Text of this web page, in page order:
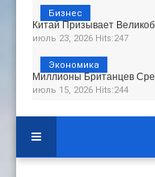
Китай Призывает
июль 23, 2026 Hits:247
Бизнес
Миллионы Британцев
июль 15, 2026 Hits:244
Экономика